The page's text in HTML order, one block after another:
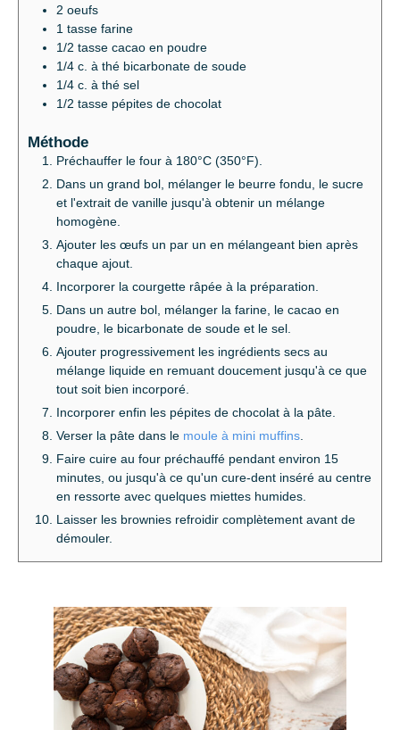
2 oeufs
1 tasse farine
1/2 tasse cacao en poudre
1/4 c. à thé bicarbonate de soude
1/4 c. à thé sel
1/2 tasse pépites de chocolat
Méthode
Préchauffer le four à 180°C (350°F).
Dans un grand bol, mélanger le beurre fondu, le sucre
et l'extrait de vanille jusqu'à obtenir un mélange
homogène.
Ajouter les œufs un par un en mélangeant bien après
chaque ajout.
Incorporer la courgette râpée à la préparation.
Dans un autre bol, mélanger la farine, le cacao en
poudre, le bicarbonate de soude et le sel.
Ajouter progressivement les ingrédients secs au
mélange liquide en remuant doucement jusqu'à ce que
tout soit bien incorporé.
Incorporer enfin les pépites de chocolat à la pâte.
Verser la pâte dans le moule à mini muffins
Faire cuire au four préchauffé pendant environ 15
minutes, ou jusqu'à ce qu'un cure-dent inséré au centre
en ressorte avec quelques miettes humides.
Laisser les brownies refroidir complètement avant de
démouler.